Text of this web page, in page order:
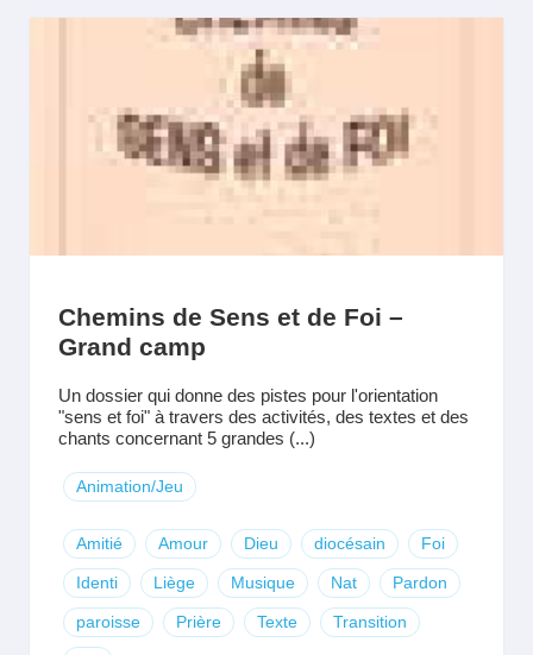
Chemins de Sens et de Foi –
Grand camp
Un dossier qui donne des pistes pour l'orientation
"sens et foi" à travers des activités, des textes et des
chants concernant 5 grandes (...)
Animation/Jeu
Amitié Amour Dieu diocésain Foi
Identi Liège Musique Nat Pardon
paroisse Prière Texte Transition